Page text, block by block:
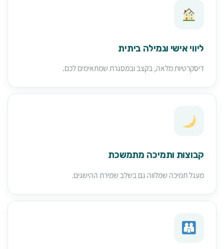
ליווי אישי וגמילה ביתית
דיסקרטיות מלאה, בקצב ובמסגרת שמתאימים לכם.
קבוצות ותמיכה מתמשכת
מעגל תמיכה שמלווה גם בשלב שמירת ההישגים.